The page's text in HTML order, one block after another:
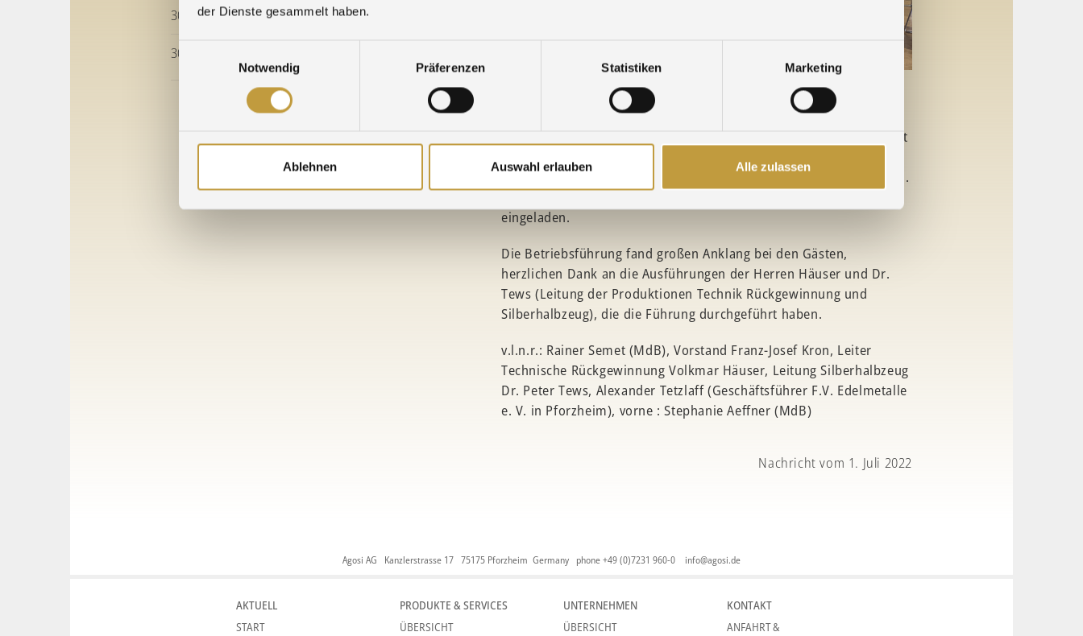
der Dienste gesammelt haben.
Einwilligungsauswahl
Notwendig
Präferenzen Statistiken Marketing
Ablehnen Auswahl erlauben Alle zulassen
30.09.2025 » Praxisluft geschnuppert
30.09.2025 » Führungsspitze zu Gast bei Agosi
Ältere Nachrichten »
Zum Pressegespräch und zur Betriebsführung besuchten uns heute
die Bundestagsabgeordneten Stephanie Aeffner (MdB von Bündnis
90/Die Grünen für Pforzheim und den Enzkreis) sowie Rainer Semet
erfolgte in Zusammenarbeit mit der FV Edelmetalle e. V., Pforzheim.
Im Anschluss an die Führung waren unsere Gäste zum Mittagessen
eingeladen.
Die Betriebsführung fand großen Anklang bei den Gästen,
herzlichen Dank an die Ausführungen der Herren Häuser und Dr.
Tews (Leitung der Produktionen Technik Rückgewinnung und
Silberhalbzeug), die die Führung durchgeführt haben.
v.l.n.r.: Rainer Semet (MdB), Vorstand Franz-Josef Kron, Leiter
Technische Rückgewinnung Volkmar Häuser, Leitung Silberhalbzeug
Dr. Peter Tews, Alexander Tetzlaff (Geschäftsführer F.V. Edelmetalle
e. V. in Pforzheim), vorne : Stephanie Aeffner (MdB)
Nachricht vom 1. Juli 2022
Agosi AG Kanzlerstrasse 17 75175 Pforzheim Germany phone +49 (0)7231 960-0 info@agosi.de
AKTUELL
START
PRODUKTE & SERVICES
ÜBERSICHT
UNTERNEHMEN
ÜBERSICHT
KONTAKT
ANFAHRT &